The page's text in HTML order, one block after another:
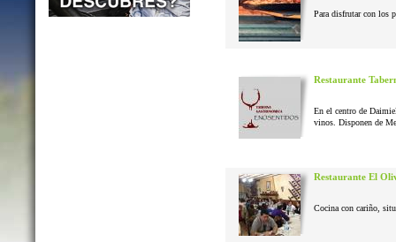
Para disfrutar con los
Restaurante
En el centro de
vinos. Disponen de
Restaurante El
Cocina con cariño,